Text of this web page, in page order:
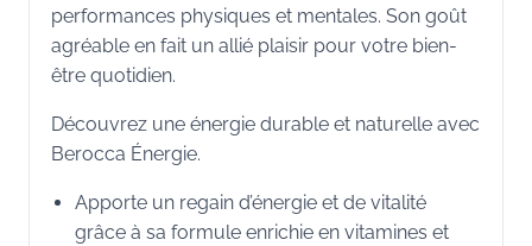
performances physiques et mentales. Son goût
agréable en fait un allié plaisir pour votre bien-
être quotidien.
Découvrez une énergie durable et naturelle avec
Berocca Énergie.
Apporte un regain d’énergie et de vitalité
grâce à sa formule enrichie en vitamines et